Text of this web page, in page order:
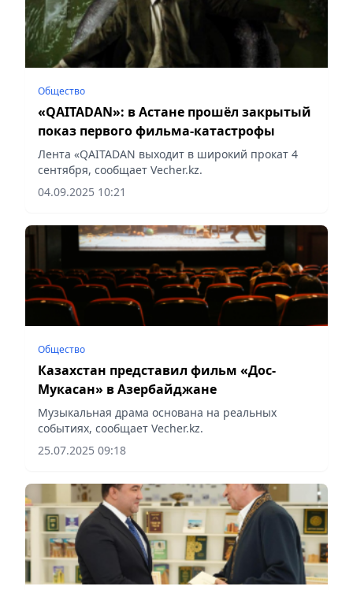
Общество
«QAITADAN»: в Астане прошёл закрытый
показ первого фильма-катастрофы
Лента «QAITADAN выходит в широкий прокат 4
сентября, сообщает Vecher.kz.
04.09.2025 10:21
Общество
Казахстан представил фильм «Дос-
Мукасан» в Азербайджане
Музыкальная драма основана на реальных
событиях, сообщает Vecher.kz.
25.07.2025 09:18